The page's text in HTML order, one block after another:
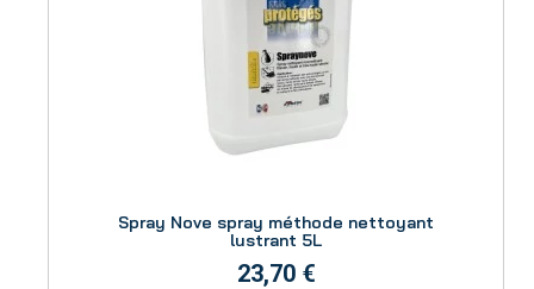
Spray Nove spray méthode nettoyant
lustrant 5L
23,70 €